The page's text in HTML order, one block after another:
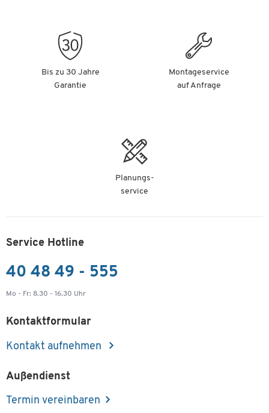
Bis zu 30 Jahre
Garantie
Montageservice
auf Anfrage
Planungs-
service
Service Hotline
40 48 49 - 555
Mo - Fr: 8.30 - 16.30 Uhr
Kontaktformular
Kontakt aufnehmen
Außendienst
Termin vereinbaren